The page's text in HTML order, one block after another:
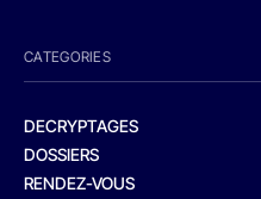
CATEGORIES
DECRYPTAGES
DOSSIERS
RENDEZ-VOUS